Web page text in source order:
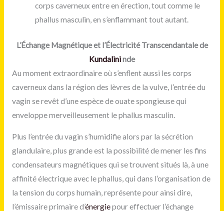
corps caverneux entre en érection, tout comme le
phallus masculin, en s’enflammant tout autant.
L’Échange Magnétique et l’Électricité Transcendantale de
Kundalininde
Au moment extraordinaire où s’enflent aussi les corps
caverneux dans la région des lèvres de la vulve, l’entrée du
vagin se revêt d’une espèce de ouate spongieuse qui
enveloppe merveilleusement le phallus masculin.
Plus l’entrée du vagin s’humidifie alors par la sécrétion
glandulaire, plus grande est la possibilité de mener les fins
condensateurs magnétiques qui se trouvent situés là, à une
affinité électrique avec le phallus, qui dans l’organisation de
la tension du corps humain, représente pour ainsi dire,
l’émissaire primaire d’énergiepour effectuer l’échange